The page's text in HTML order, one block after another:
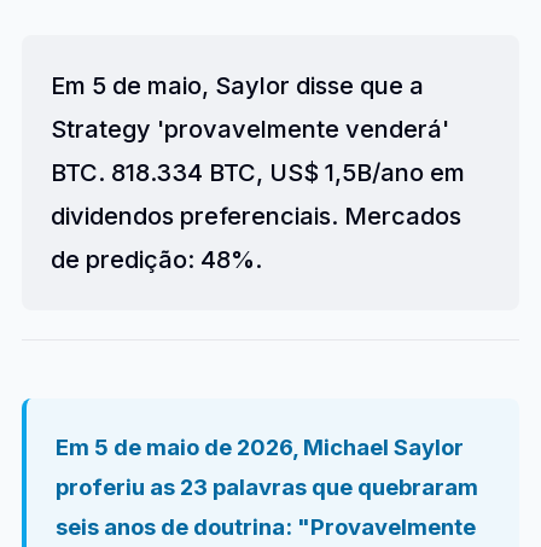
Em 5 de maio, Saylor disse que a
Strategy 'provavelmente venderá'
BTC. 818.334 BTC, US$ 1,5B/ano em
dividendos preferenciais. Mercados
de predição: 48%.
Em 5 de maio de 2026, Michael Saylor
proferiu as 23 palavras que quebraram
seis anos de doutrina: "Provavelmente